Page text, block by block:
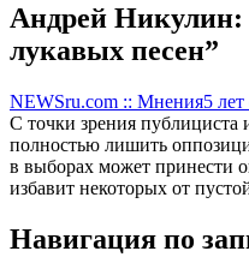
Андрей Никулин:
лукавых песен”
NEWSru.com :: Мнения5 лет
С точки зрения публициста
полностью лишить
в выборах может принести
избавит некоторых от
Навигация по